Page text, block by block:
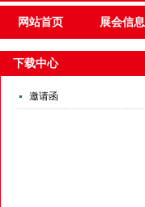
网站首页 展会信息
下载中心
邀请函